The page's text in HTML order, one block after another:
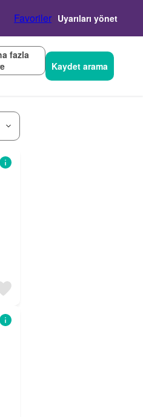
Favoriler Uyarıları yönet
fazla
Kaydet arama